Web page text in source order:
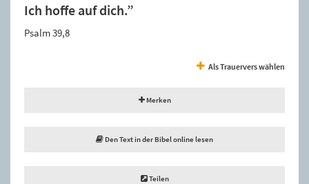
Ich hoffe auf dich.”
Psalm 39,8
Als Trauervers wählen
Merken
Den Text in der Bibel online lesen
Teilen